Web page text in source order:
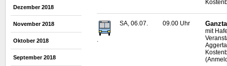
Dezember 2018
November 2018
Oktober 2018
September 2018
SA, 06.07. 09.00 Uhr
mit